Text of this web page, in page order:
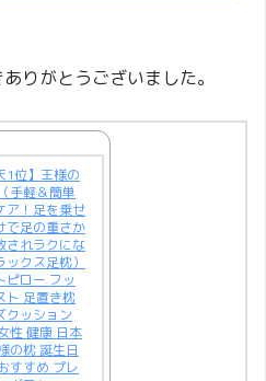
りがとうございました。
1位】王様の
手軽＆簡単
ア！足を乗せ
で足の重さか
されラクにな
ックス足枕）
ピロー フッ
ト 足置き枕
クッション
性 健康 日本
の枕 誕生日
すすめ プレ